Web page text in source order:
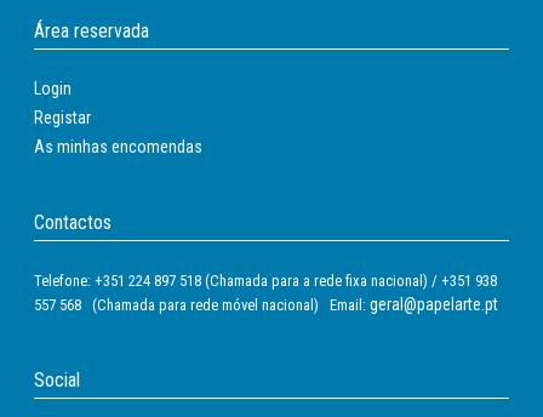
Área reservada
Login
Registar
As minhas encomendas
Contactos
Telefone: +351 224 897 518 (Chamada para a rede fixa nacional) / +351 938
557 568 (Chamada para rede móvel nacional) Email: geral@papelarte.pt
Social